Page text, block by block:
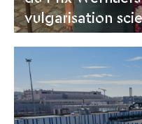
vulgarisation